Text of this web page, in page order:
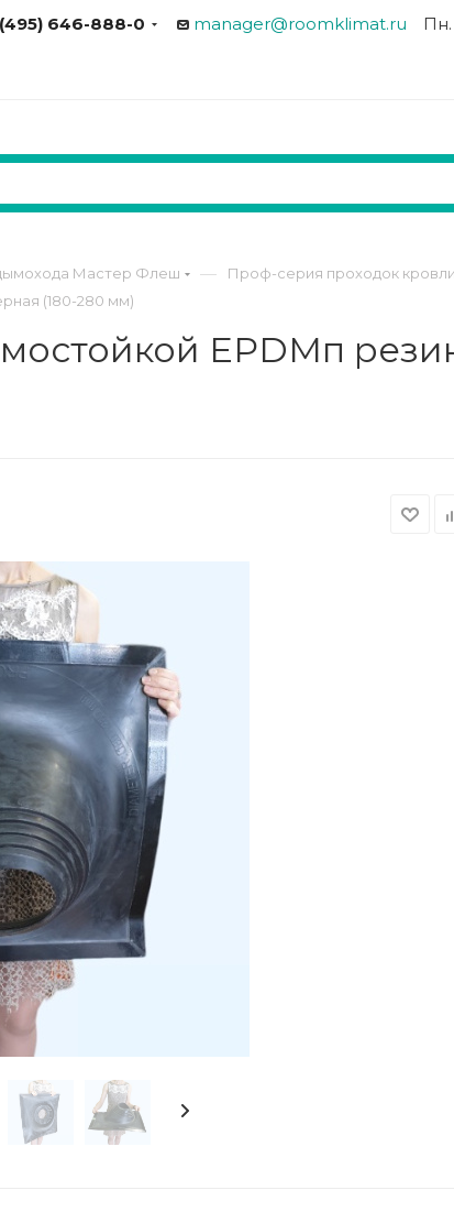
646-888-0 manager@roomklimat.ru Пн.
Мастер Флеш — Проф-серия проходок
(180-280 мм)
EPDMп